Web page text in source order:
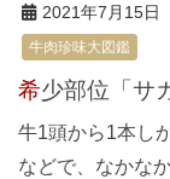
2021年7月15日
牛肉珍味大図鑑
希少部位「
牛1頭から1本し
などで、なかな